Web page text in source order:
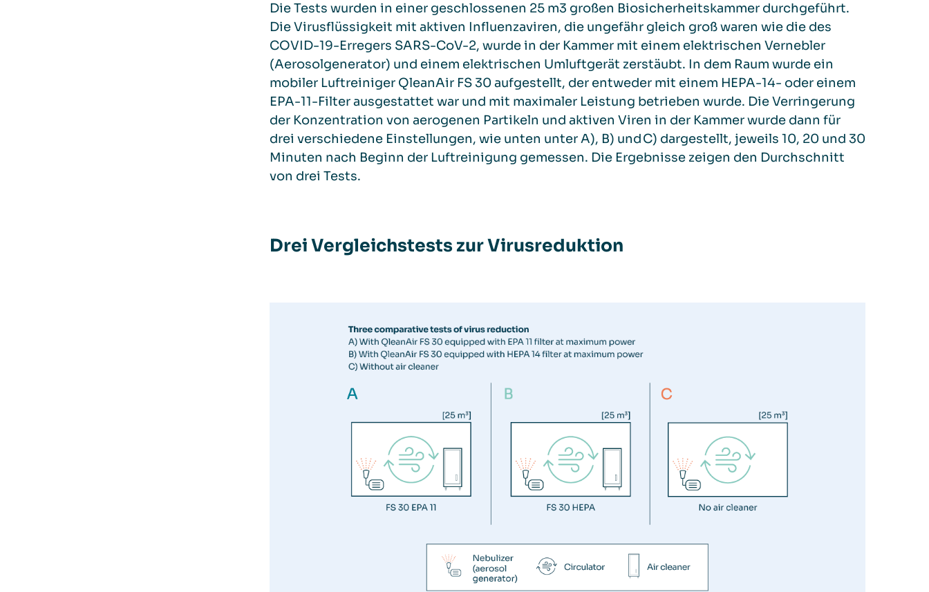
Die Tests wurden in einer geschlossenen 25 m3 großen Biosicherheitskammer durchgeführt.
Die Virusflüssigkeit mit aktiven Influenzaviren, die ungefähr gleich groß waren wie die des
COVID-19-Erregers SARS-CoV-2, wurde in der Kammer mit einem elektrischen Vernebler
(Aerosolgenerator) und einem elektrischen Umluftgerät zerstäubt. In dem Raum wurde ein
mobiler Luftreiniger QleanAir FS 30 aufgestellt, der entweder mit einem HEPA-14- oder einem
EPA-11-Filter ausgestattet war und mit maximaler Leistung betrieben wurde. Die Verringerung
der Konzentration von aerogenen Partikeln und aktiven Viren in der Kammer wurde dann für
drei verschiedene Einstellungen, wie unten unter A), B) und C) dargestellt, jeweils 10, 20 und 30
Minuten nach Beginn der Luftreinigung gemessen. Die Ergebnisse zeigen den Durchschnitt
von drei Tests.
Drei Vergleichstests zur Virusreduktion